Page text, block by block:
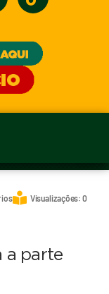
Visualizações: 0
a parte